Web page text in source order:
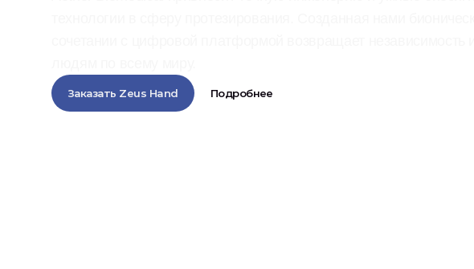
Заказать Zeus Hand Подробнее